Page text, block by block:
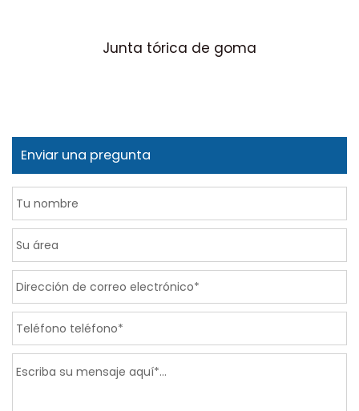
Junta tórica de goma
Enviar una pregunta